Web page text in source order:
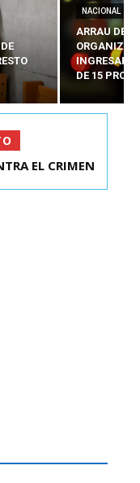
NACIONAL
ARRAU
INGRESARÁ
DE 15
EL CRIMEN